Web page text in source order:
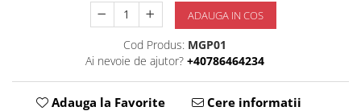
ADAUGA IN COS
Cod Produs: MGP01
Ai nevoie de ajutor? +40786464234
Adauga la Favorite Cere informatii